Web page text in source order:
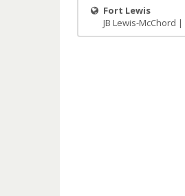
Fort Lewis
JB Lewis-McChord |